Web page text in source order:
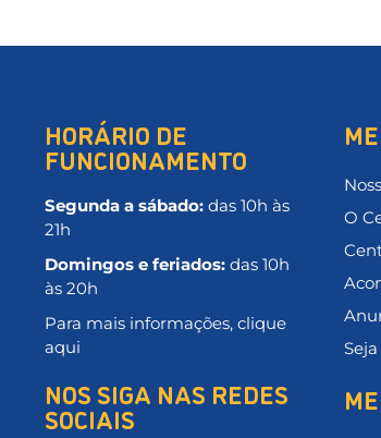
HORÁRIO DE
FUNCIONAMENTO
Segunda a sábado: das 10h às
21h
Domingos e feriados:das 10h
às 20h
Para mais informações, clique
aqui
NOS SIGA NAS REDES
SOCIAIS
O